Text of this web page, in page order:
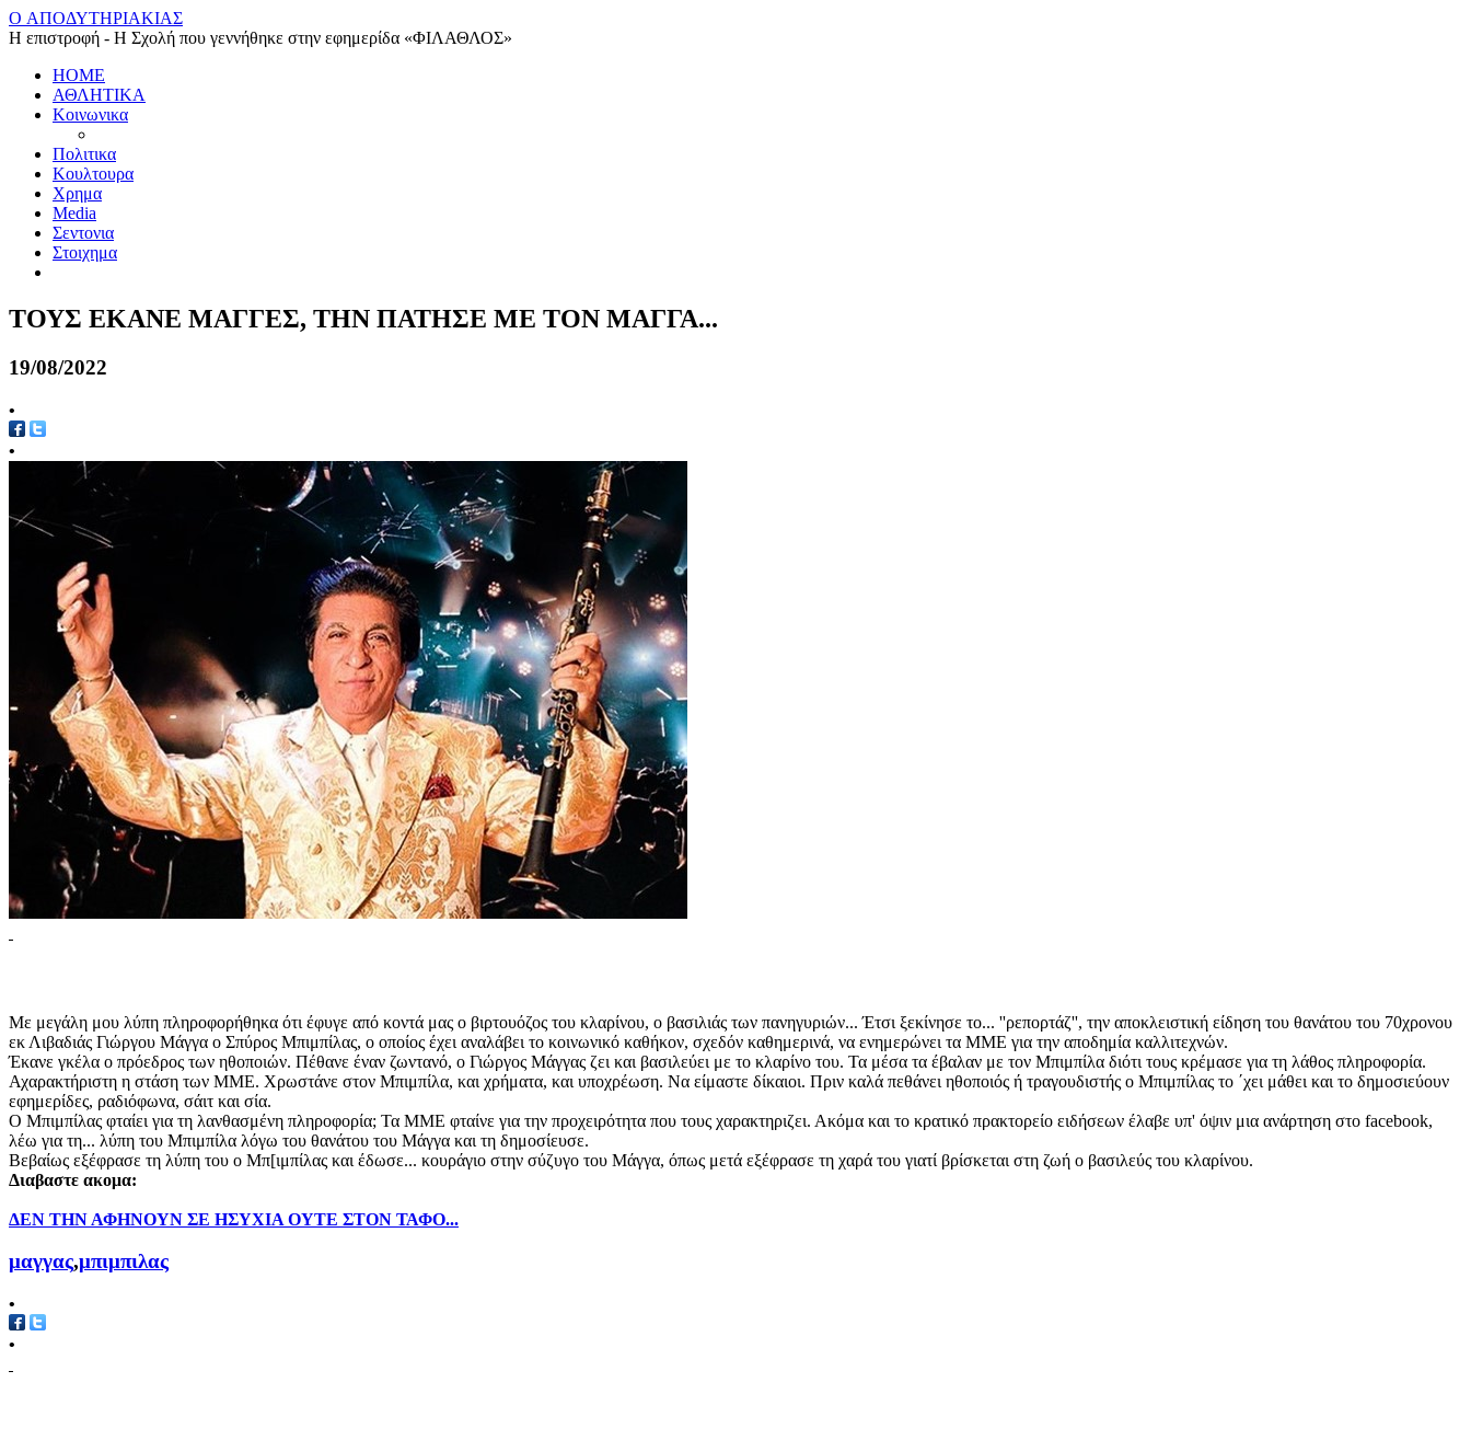
O ΑΠΟΔΥΤΗΡΙΑΚΙΑΣ
Η επιστροφή - Η Σχολή που γεννήθηκε στην εφημερίδα «ΦΙΛΑΘΛΟΣ»
HOME
ΑΘΛΗΤΙΚΑ
Κοινωνικα
Πολιτικα
Κουλτουρα
Χρημα
Media
Σεντονια
Στοιχημα
ΤΟΥΣ ΕΚΑΝΕ ΜΑΓΓΕΣ, ΤΗΝ ΠΑΤΗΣΕ ΜΕ ΤΟΝ ΜΑΓΓΑ...
19/08/2022
•
•
Με μεγάλη μου λύπη πληροφορήθηκα ότι έφυγε από κοντά μας ο βιρτουόζος του κλαρίνου, ο βασιλιάς των πανηγυριών... Έτσι ξεκίνησε το... ''ρεπορτάζ'', την αποκλειστική είδηση του θανάτου του 70χρονου
εκ Λιβαδιάς Γιώργου Μάγγα ο Σπύρος Μπιμπίλας, ο οποίος έχει αναλάβει το κοινωνικό καθήκον, σχεδόν καθημερινά, να ενημερώνει τα ΜΜΕ για την αποδημία καλλιτεχνών.
Έκανε γκέλα ο πρόεδρος των ηθοποιών. Πέθανε έναν ζωντανό, ο Γιώργος Μάγγας ζει και βασιλεύει με το κλαρίνο του. Τα μέσα τα έβαλαν με τον Μπιμπίλα διότι τους κρέμασε για τη λάθος πληροφορία.
Αχαρακτήριστη η στάση των ΜΜΕ. Χρωστάνε στον Μπιμπίλα, και χρήματα, και υποχρέωση. Να είμαστε δίκαιοι. Πριν καλά πεθάνει ηθοποιός ή τραγουδιστής ο Μπιμπίλας το ΄χει μάθει και το δημοσιεύουν
εφημερίδες, ραδιόφωνα, σάιτ και σία.
Ο Μπιμπίλας φταίει για τη λανθασμένη πληροφορία; Τα ΜΜΕ φταίνε για την προχειρότητα που τους χαρακτηριζει. Ακόμα και το κρατικό πρακτορείο ειδήσεων έλαβε υπ' όψιν μια ανάρτηση στο facebook,
λέω για τη... λύπη του Μπιμπίλα λόγω του θανάτου του Μάγγα και τη δημοσίευσε.
Βεβαίως εξέφρασε τη λύπη του ο Μπ[ιμπίλας και έδωσε... κουράγιο στην σύζυγο του Μάγγα, όπως μετά εξέφρασε τη χαρά του γιατί βρίσκεται στη ζωή ο βασιλεύς του κλαρίνου.
Διαβαστε ακομα:
ΔΕΝ ΤΗΝ ΑΦΗΝΟΥΝ ΣΕ ΗΣΥΧΙΑ ΟΥΤΕ ΣΤΟΝ ΤΑΦΟ...
μαγγας,μπιμπιλας
•
•